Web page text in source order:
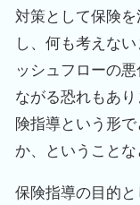
対策として保険
し、何も考えな
ッシュフローの
ながる恐れもあ
険指導という形
か、ということな
保険指導の目的と